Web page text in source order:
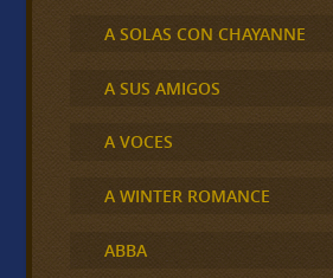
A SOLAS CON CHAYANNE
A SUS AMIGOS
A VOCES
A WINTER ROMANCE
ABBA